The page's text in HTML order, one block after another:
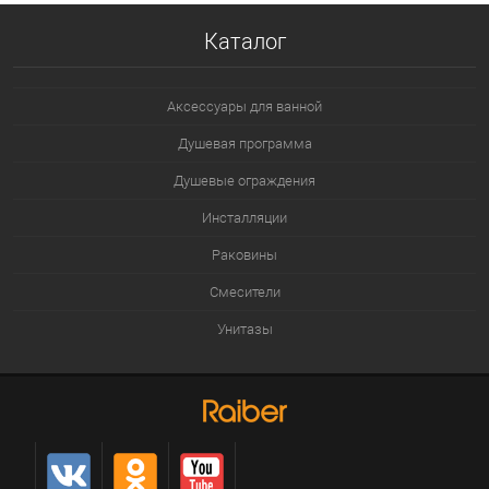
Каталог
Аксессуары для ванной
Душевая программа
Душевые ограждения
Инсталляции
Раковины
Смесители
Унитазы